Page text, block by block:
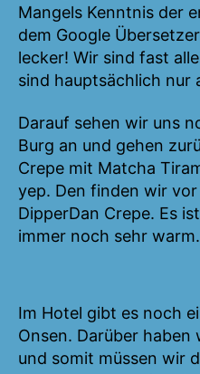
Mangels Kenntnis der
dem Google
lecker! Wir sind fast
sind hauptsächlich nur
Darauf sehen wir uns
Burg an und gehen
Crepe mit Matcha
yep. Den finden wir
DipperDan Crepe. Es
immer noch sehr warm.
Im Hotel gibt es noch
Onsen. Darüber
und somit müssen wir